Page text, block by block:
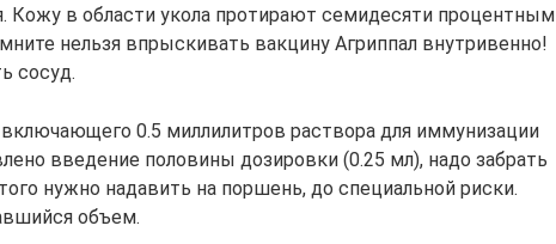
Кожу в области укола протирают семидесяти процентным
нельзя впрыскивать вакцину Агриппал внутривенно!
сосуд.
0.5 миллилитров раствора для иммунизации
введение половины дозировки (0.25 мл), надо забрать
нужно надавить на поршень, до специальной риски.
объем.